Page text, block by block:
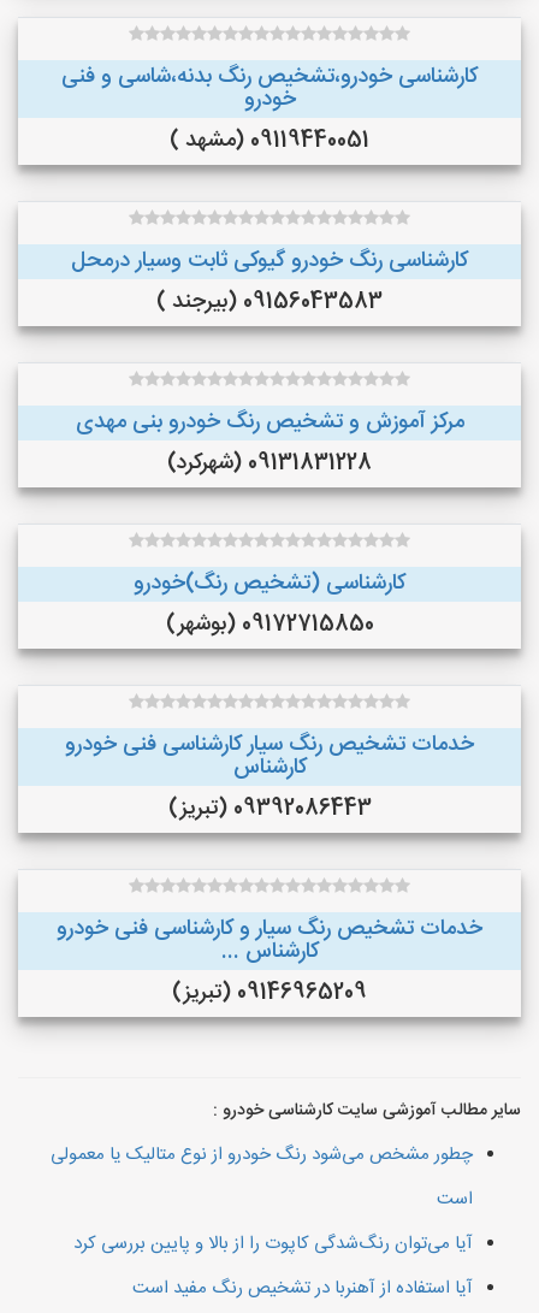
کارشناسی خودرو،تشخیص رنگ بدنه،شاسی و فنی
خودرو
09119440051 (مشهد )
کارشناسی رنگ خودرو گیوکی ثابت وسیار درمحل
09156043583 (بیرجند )
مرکز آموزش و تشخیص رنگ خودرو بنی مهدی
09131831228 (شهرکرد)
کارشناسی (تشخیص رنگ)خودرو
09172715850 (بوشهر)
خدمات تشخیص رنگ سیار کارشناسی فنی خودرو
کارشناس
09392086443 (تبریز)
خدمات تشخیص رنگ سیار و کارشناسی فنی خودرو
کارشناس ...
09146965209 (تبریز)
سایر مطالب آموزشی سایت کارشناسی خودرو :
چطور مشخص می‌شود رنگ خودرو از نوع متالیک یا معمولی
است
آیا می‌توان رنگ‌شدگی کاپوت را از بالا و پایین بررسی کرد
آیا استفاده از آهنربا در تشخیص رنگ مفید است